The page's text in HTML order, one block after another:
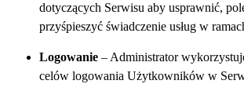
dotyczących Serwisu aby usprawnić,
przyśpieszyć świadczenie usług w
Logowanie – Administrator
celów logowania Użytkowników w